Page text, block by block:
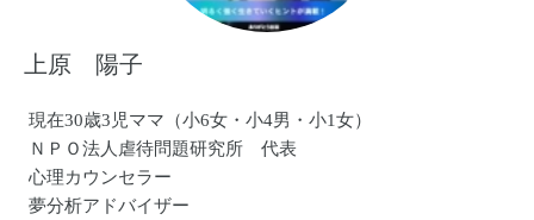
上原 陽子
現在30歳3児ママ（小6女・小4男・小1女）
ＮＰＯ法人虐待問題研究所 代表
心理カウンセラー
夢分析アドバイザー